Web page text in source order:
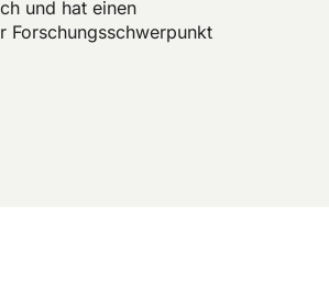
und hat einen
Forschungsschwerpunkt